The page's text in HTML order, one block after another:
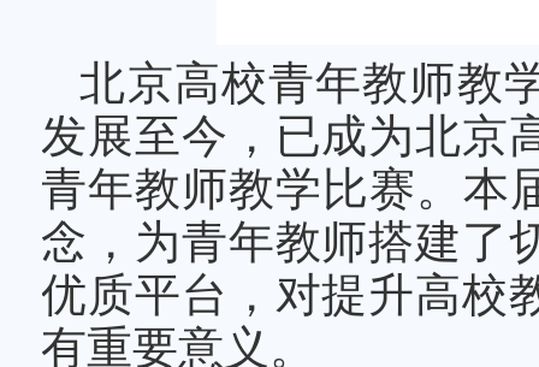
北京高校青年教师教
发展至今，已成为北京
青年教师教学比赛。本
念，为青年教师搭建了
优质平台，对提升高校
有重要意义。